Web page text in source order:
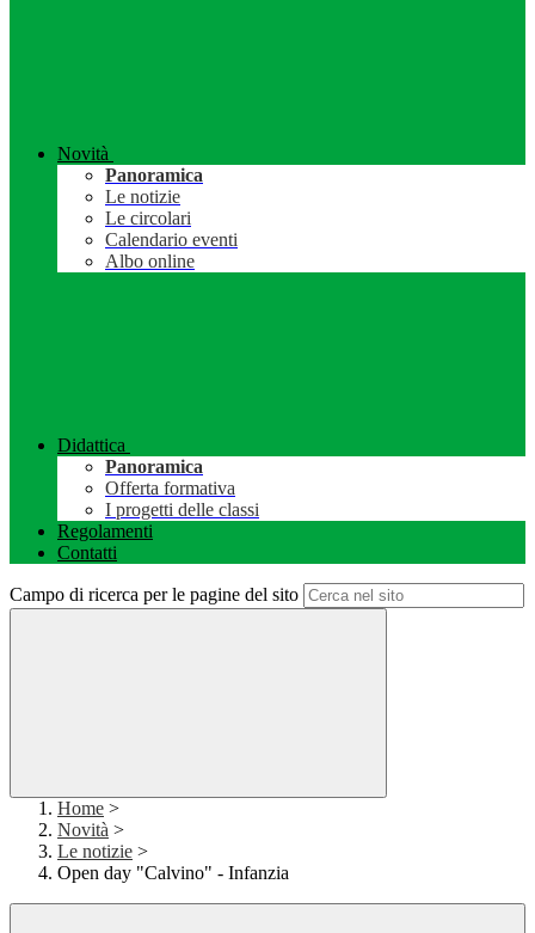
Novità
Panoramica
Le notizie
Le circolari
Calendario eventi
Albo online
Didattica
Panoramica
Offerta formativa
I progetti delle classi
Regolamenti
Contatti
Campo di ricerca per le pagine del sito
Home >
Novità >
Le notizie >
Open day "Calvino" - Infanzia